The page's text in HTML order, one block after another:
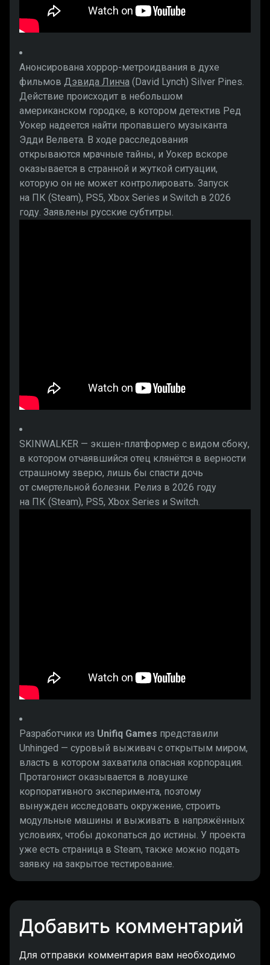
Анонсирована хоррор-метроидвания в духе
фильмов Дэвида Линча (David Lynch) Silver Pines.
Действие происходит в небольшом
американском городке, в котором детектив Ред
Уокер надеется найти пропавшего музыканта
Эдди Велвета. В ходе расследования
открываются мрачные тайны, и Уокер вскоре
оказывается в странной и жуткой ситуации,
которую он не может контролировать. Запуск
на ПК (Steam), PS5, Xbox Series и Switch в 2026
году. Заявлены русские субтитры.
SKINWALKER — экшен-платформер с видом сбоку,
в котором отчаявшийся отец клянётся в верности
страшному зверю, лишь бы спасти дочь
от смертельной болезни. Релиз в 2026 году
на ПК (Steam), PS5, Xbox Series и Switch.
Разработчики из Unifiq Games представили
Unhinged — суровый выживач с открытым миром,
власть в котором захватила опасная корпорация.
Протагонист оказывается в ловушке
корпоративного эксперимента, поэтому
вынужден исследовать окружение, строить
модульные машины и выживать в напряжённых
условиях, чтобы докопаться до истины. У проекта
уже есть страница в Steam, также можно подать
заявку на закрытое тестирование.
Добавить комментарий
Для отправки комментария вам необходимо